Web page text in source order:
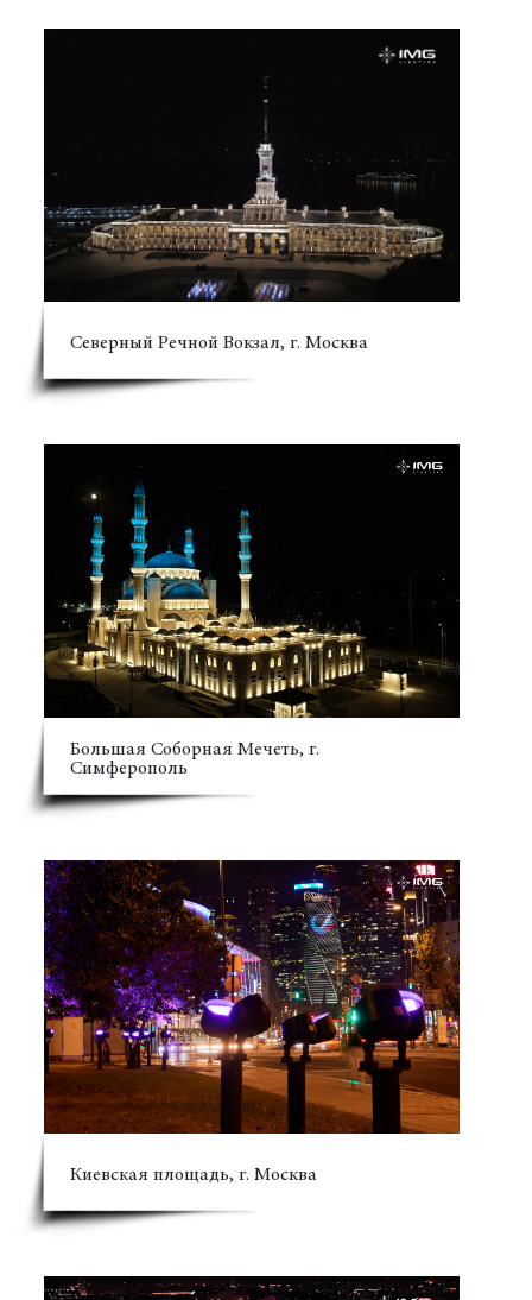
Северный Речной Вокзал, г. Москва
Большая Соборная Мечеть, г.
Симферополь
Киевская площадь, г. Москва